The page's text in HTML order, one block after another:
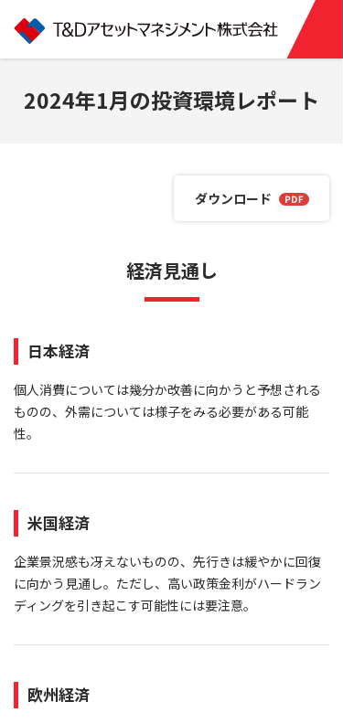
2024年1月の投資環境レポート
ダウンロード
経済見通し
日本経済
個人消費については幾分か改善に向かうと予想される
ものの、外需については様子をみる必要がある可能
性。
米国経済
企業景況感も冴えないものの、先行きは緩やかに回復
に向かう見通し。ただし、高い政策金利がハードラン
ディングを引き起こす可能性には要注意。
欧州経済